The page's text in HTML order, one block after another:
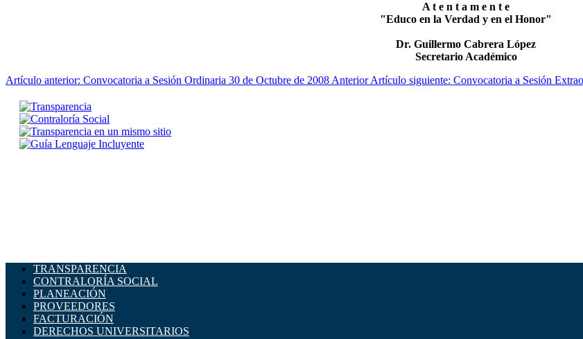
A t e n t a m e n t e
"Educo en la Verdad y en el Honor"
Dr. Guillermo Cabrera López
Secretario Académico
Artículo anterior: Convocatoria a Sesión Ordinaria 30 de Octubre de 2008 Anterior Artículo siguiente: Convocatoria a Sesión
TRANSPARENCIA
CONTRALORÍA SOCIAL
PLANEACIÓN
PROVEEDORES
FACTURACIÓN
DERECHOS UNIVERSITARIOS